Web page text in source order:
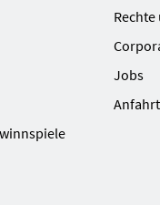
Jobs
Anfahrt